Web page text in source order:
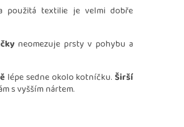
použitá textilie je velmi dobře
neomezuje prsty v pohybu a
lépe sedne okolo kotníčku. Širší
s vyšším nártem.